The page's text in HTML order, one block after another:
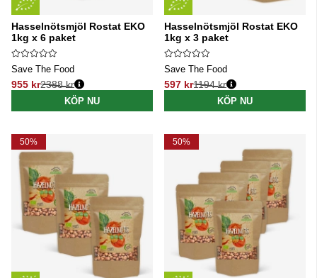
Hasselnötsmjöl Rostat EKO
1kg x 6 paket
Save The Food
955 kr
Ordinarie pris:
2388 kr
KÖP NU
Hasselnötsmjöl Rostat EKO
1kg x 3 paket
Save The Food
597 kr
Ordinarie pris:
1194 kr
KÖP NU
50% 50%